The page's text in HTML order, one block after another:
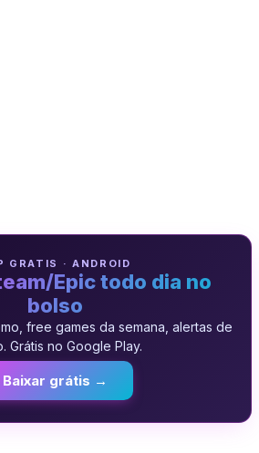
GRATIS · ANDROID
Epic todo dia no
bolso
free games da semana, alertas de
Grátis no Google Play.
Baixar grátis →